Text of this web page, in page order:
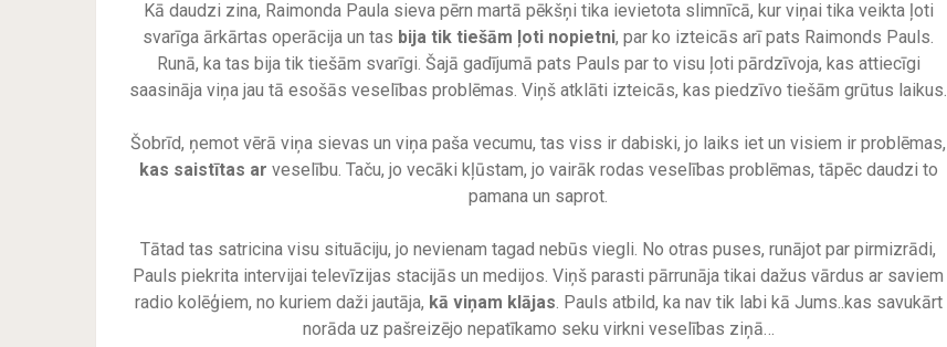
Kā daudzi zina, Raimonda Paula sieva pērn martā pēkšņi tika ievietota slimnīcā, kur viņai tika veikta ļoti
svarīga ārkārtas operācija un tas bija tik tiešām ļoti nopietni, par ko izteicās arī pats Raimonds Pauls.
Runā, ka tas bija tik tiešām svarīgi. Šajā gadījumā pats Pauls par to visu ļoti pārdzīvoja, kas attiecīgi
saasināja viņa jau tā esošās veselības problēmas. Viņš atklāti izteicās, kas piedzīvo tiešām grūtus laikus.
Šobrīd, ņemot vērā viņa sievas un viņa paša vecumu, tas viss ir dabiski, jo laiks iet un visiem ir problēmas,
kas saistītas ar veselību. Taču, jo vecāki kļūstam, jo ​​vairāk rodas veselības problēmas, tāpēc daudzi to
pamana un saprot.
Tātad tas satricina visu situāciju, jo nevienam tagad nebūs viegli. No otras puses, runājot par pirmizrādi,
Pauls piekrita intervijai televīzijas stacijās un medijos. Viņš parasti pārrunāja tikai dažus vārdus ar saviem
radio kolēģiem, no kuriem daži jautāja, kā viņam klājas. Pauls atbild, ka nav tik labi kā Jums..kas savukārt
norāda uz pašreizējo nepatīkamo seku virkni veselības ziņā…